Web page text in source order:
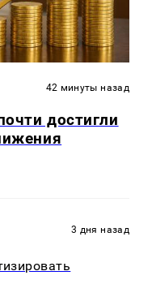
42 минуты назад
достигли
3 дня назад